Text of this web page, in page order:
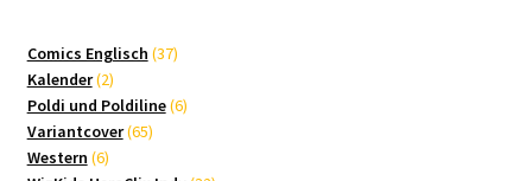
Comics Englisch 3737
Kalender 22
Produkte
Poldi und Poldiline 66
Variantcover 6565
Western 66